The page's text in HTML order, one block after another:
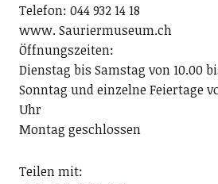
Telefon: 044 932 14 18
www. Sauriermuseum.ch
Öffnungszeiten:
Dienstag bis Samstag von 10.00
Sonntag und einzelne Feiertage
Uhr
Montag geschlossen
Teilen mit: